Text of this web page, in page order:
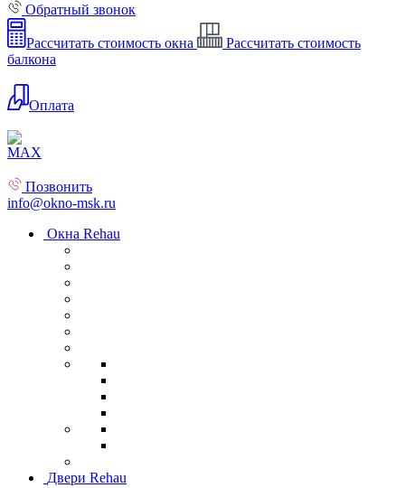
Обратный звонок
Рассчитать стоимость окна
Рассчитать стоимость
балкона
Оплата
Позвонить
info@okno-msk.ru
Окна Rehau
Двери Rehau